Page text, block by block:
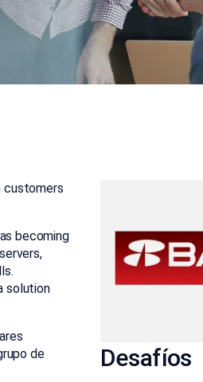
customers
becoming
solution
de
Desafíos